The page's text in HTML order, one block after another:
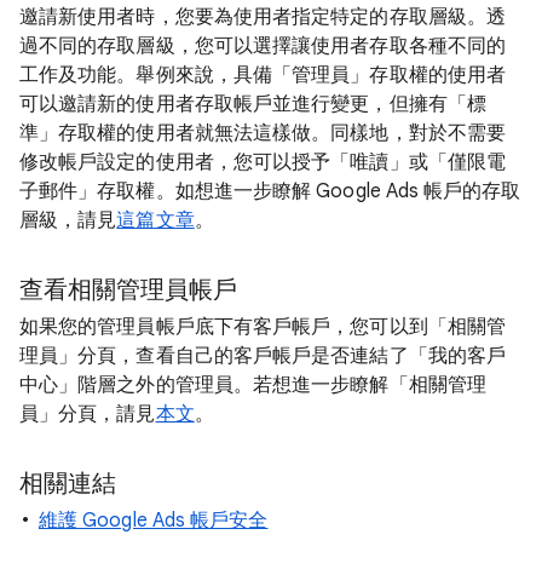
邀請新使用者時，您要為使用者指定特定的存取層級。透
過不同的存取層級，您可以選擇讓使用者存取各種不同的
工作及功能。舉例來說，具備「管理員」存取權的使用者
可以邀請新的使用者存取帳戶並進行變更，但擁有「標
準」存取權的使用者就無法這樣做。同樣地，對於不需要
修改帳戶設定的使用者，您可以授予「唯讀」或「僅限電
子郵件」存取權。如想進一步瞭解 Google Ads 帳戶的存取
層級，請見這篇文章。
查看相關管理員帳戶
如果您的管理員帳戶底下有客戶帳戶，您可以到「相關管
理員」分頁，查看自己的客戶帳戶是否連結了「我的客戶
中心」階層之外的管理員。若想進一步瞭解「相關管理
員」分頁，請見本文。
相關連結
維護 Google Ads 帳戶安全